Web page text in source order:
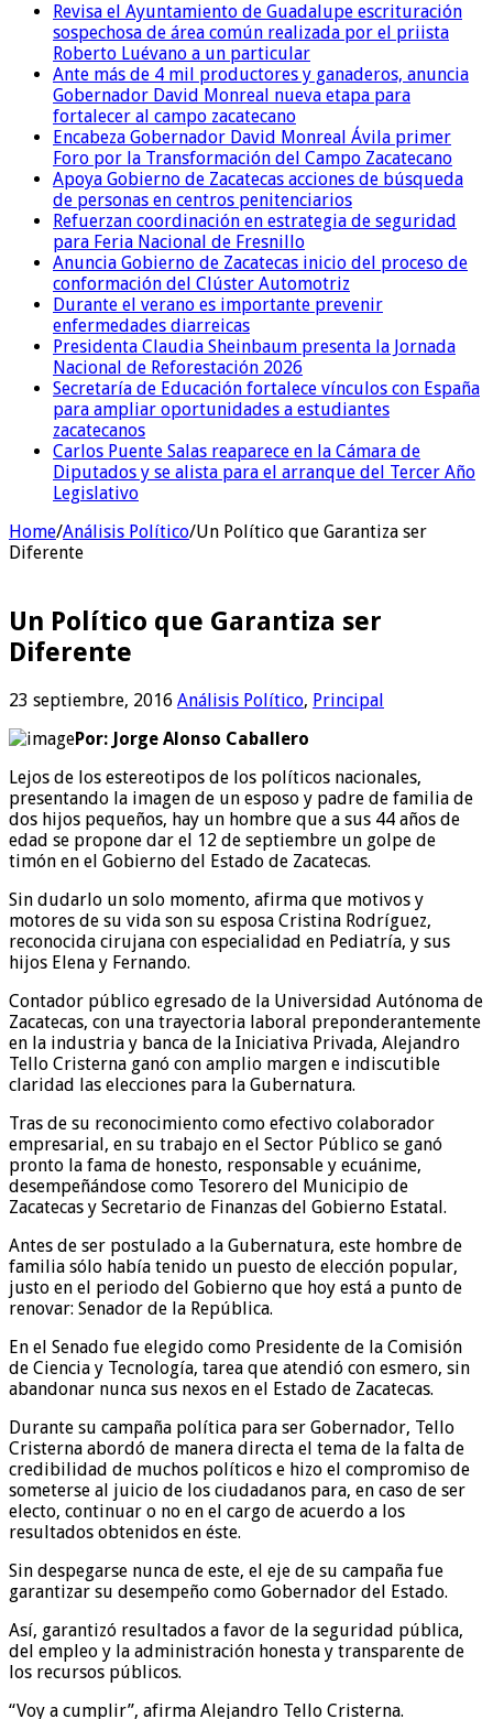
Revisa el Ayuntamiento de Guadalupe escrituración
sospechosa de área común realizada por el priista
Roberto Luévano a un particular
Ante más de 4 mil productores y ganaderos, anuncia
Gobernador David Monreal nueva etapa para
fortalecer al campo zacatecano
Encabeza Gobernador David Monreal Ávila primer
Foro por la Transformación del Campo Zacatecano
Apoya Gobierno de Zacatecas acciones de búsqueda
de personas en centros penitenciarios
Refuerzan coordinación en estrategia de seguridad
para Feria Nacional de Fresnillo
Anuncia Gobierno de Zacatecas inicio del proceso de
conformación del Clúster Automotriz
Durante el verano es importante prevenir
enfermedades diarreicas
Presidenta Claudia Sheinbaum presenta la Jornada
Nacional de Reforestación 2026
Secretaría de Educación fortalece vínculos con España
para ampliar oportunidades a estudiantes
zacatecanos
Carlos Puente Salas reaparece en la Cámara de
Diputados y se alista para el arranque del Tercer Año
Legislativo
Home/Análisis Político/Un Político que Garantiza ser
Diferente
Un Político que Garantiza ser
Diferente
23 septiembre, 2016 Análisis Político, Principal
Por: Jorge Alonso Caballero
Lejos de los estereotipos de los políticos nacionales,
presentando la imagen de un esposo y padre de familia de
dos hijos pequeños, hay un hombre que a sus 44 años de
edad se propone dar el 12 de septiembre un golpe de
timón en el Gobierno del Estado de Zacatecas.
Sin dudarlo un solo momento, afirma que motivos y
motores de su vida son su esposa Cristina Rodríguez,
reconocida cirujana con especialidad en Pediatría, y sus
hijos Elena y Fernando.
Contador público egresado de la Universidad Autónoma de
Zacatecas, con una trayectoria laboral preponderantemente
en la industria y banca de la Iniciativa Privada, Alejandro
Tello Cristerna ganó con amplio margen e indiscutible
claridad las elecciones para la Gubernatura.
Tras de su reconocimiento como efectivo colaborador
empresarial, en su trabajo en el Sector Público se ganó
pronto la fama de honesto, responsable y ecuánime,
desempeñándose como Tesorero del Municipio de
Zacatecas y Secretario de Finanzas del Gobierno Estatal.
Antes de ser postulado a la Gubernatura, este hombre de
familia sólo había tenido un puesto de elección popular,
justo en el periodo del Gobierno que hoy está a punto de
renovar: Senador de la República.
En el Senado fue elegido como Presidente de la Comisión
de Ciencia y Tecnología, tarea que atendió con esmero, sin
abandonar nunca sus nexos en el Estado de Zacatecas.
Durante su campaña política para ser Gobernador, Tello
Cristerna abordó de manera directa el tema de la falta de
credibilidad de muchos políticos e hizo el compromiso de
someterse al juicio de los ciudadanos para, en caso de ser
electo, continuar o no en el cargo de acuerdo a los
resultados obtenidos en éste.
Sin despegarse nunca de este, el eje de su campaña fue
garantizar su desempeño como Gobernador del Estado.
Así, garantizó resultados a favor de la seguridad pública,
del empleo y la administración honesta y transparente de
los recursos públicos.
“Voy a cumplir”, afirma Alejandro Tello Cristerna.